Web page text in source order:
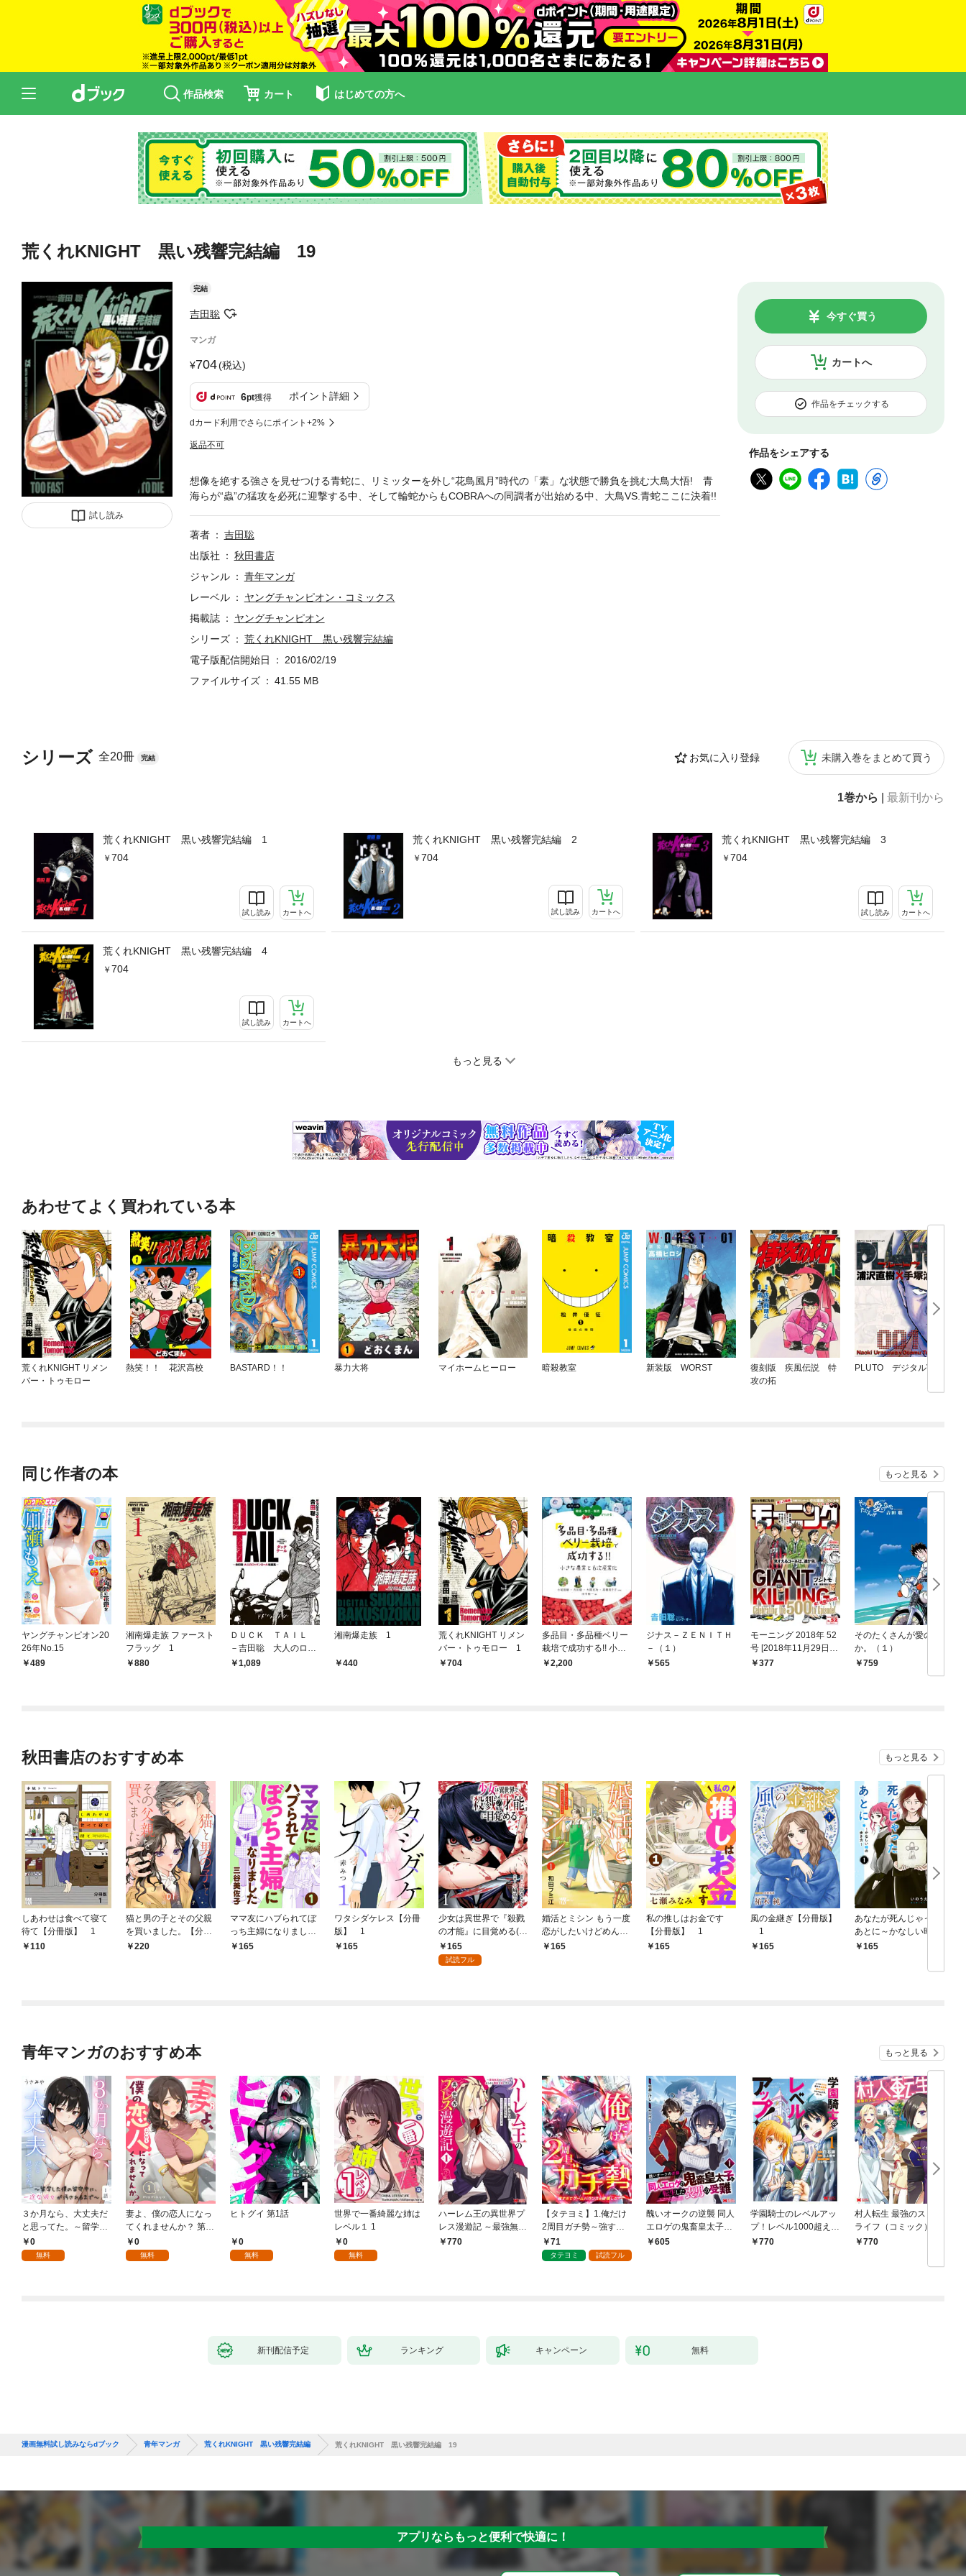
作品検索 カート はじめての方へ
荒くれKNIGHT 黒い残響完結編 19
試し読み
完結
吉田聡
マンガ
704(税込)
6pt獲得 ポイント詳細
dカード利用でさらにポイント+2%
返品不可
カートへ
今すぐ買う
作品をチェックする
作品をシェアする
シリーズ 全20冊 完結 お気に入り登録 未購入巻をまとめて買う
1巻から 最新刊から
荒くれKNIGHT 黒い残響完結編 1
704
試し読み カートへ
荒くれKNIGHT 黒い残響完結編 2
704
試し読み カートへ
荒くれKNIGHT 黒い残響完結編 3
704
試し読み カートへ
荒くれKNIGHT 黒い残響完結編 4
704
試し読み カートへ
もっと見る
想像を絶する強さを見せつける青蛇に、リミッターを外し“花鳥風月”時代の「素」な状態で勝負を挑む大鳥大悟! 青
海らが“蟲”の猛攻を必死に迎撃する中、そして輪蛇からもCOBRAへの同調者が出始める中、大鳥VS.青蛇ここに決着!!
著者
吉田聡
出版社
秋田書店
ジャンル
青年マンガ
レーベル
ヤングチャンピオン・コミックス
掲載誌
ヤングチャンピオン
シリーズ
荒くれKNIGHT 黒い残響完結編
電子版配信開始日
2016/02/19
ファイルサイズ
41.55 MB
あわせてよく買われている本
荒くれKNIGHT リメン
バー・トゥモロー
熱笑！！ 花沢高校 BASTARD！！ 暴力大将 マイホームヒーロー 暗殺教室 新装版 WORST
復刻版 疾風伝説 特
攻の拓
PLUTO デジタルVer.
同じ作者の本 もっと見る
ヤングチャンピオン20
26年No.15
489
湘南爆走族 ファースト
フラッグ 1
880
ＤＵＣＫ ＴＡＩＬ
－吉田聡 大人のロッ
クンロール短編集－
1,089
湘南爆走族 1
440
荒くれKNIGHT リメン
バー・トゥモロー 1
704
多品目・多品種ベリー
栽培で成功する!! 小さ
な農業と6次産業化
2,200
ジナス－ＺＥＮＩＴＨ
－（１）
565
モーニング 2018年 52
号 [2018年11月29日発
売]377
そのたくさんが愛のな
か。（１）
759
秋田書店のおすすめ本 もっと見る
しあわせは食べて寝て
待て【分冊版】 1
110
猫と男の子とその父親
を買いました。【分冊
版】 1
220
ママ友にハブられてぼ
っち主婦になりました
【分冊版】 1
165
ワタシダケレス【分冊
版】 1
165
少女は異世界で『殺戮
の才能』に目覚める(話
売り) #1
165
試読フル
婚活とミシン もう一度
恋がしたいけどめんど
くさい気もする【分冊
165
私の推しはお金です
【分冊版】 1
165
風の金継ぎ【分冊版】
1
165
あなたが死んじゃった
あとに～かなしい時の
歩き方～【分冊版】
165
青年マンガのおすすめ本 もっと見る
３か月なら、大丈夫だ
と思ってた。～留学し
た僕の留守中に、一途
な彼女が汚されるまで
0
無料
妻よ、僕の恋人になっ
てくれませんか？ 第1
話0
無料
ヒトグイ 第1話
0
無料
世界で一番綺麗な姉は
レベル１ 1
0
無料
ハーレム王の異世界プ
レス漫遊記 ～最強無双
のおじさんはあらゆる
770
【タテヨミ】1.俺だけ
2周目ガチ勢～強すぎ
てゲームバランスを破
壊した～
71
タテヨミ 試読フル
醜いオークの逆襲 同人
エロゲの鬼畜皇太子に
転生した喪男の受難
605
学園騎士のレベルアッ
プ！レベル1000超えの
転生者、落ちこぼれク
770
村人転生 最強のスロー
ライフ（コミック） 1
770
新刊配信予定 ランキング キャンペーン 無料
漫画無料試し読みならdブック 青年マンガ 荒くれKNIGHT 黒い残響完結編 荒くれKNIGHT 黒い残響完結編 19
アプリならもっと便利で快適に！